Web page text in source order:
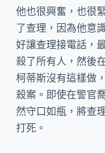
他也很興奮，也很
了查理，因為他意
好讓查理接電話，
殺了所有人，然後
柯蒂斯沒有這樣做
殺案。即使在警官
然守口如瓶，將查
打死。